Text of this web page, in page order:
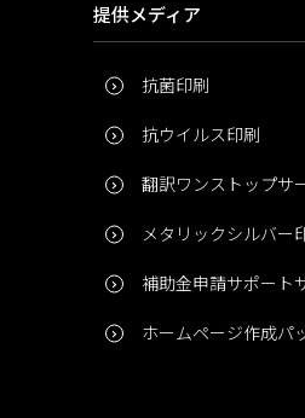
提供メディア
抗菌印刷
抗ウイルス印刷
翻訳ワンストップサ
メタリックシルバー
補助金申請サポート
ホームページ作成パ